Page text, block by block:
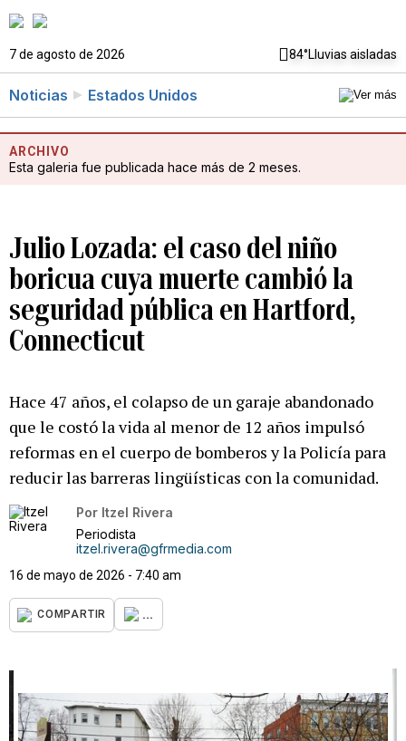
7 de agosto de 2026 84°Lluvias aisladas
Noticias Estados Unidos
ARCHIVO
Esta galeria fue publicada hace más de 2 meses.
Julio Lozada: el caso del niño
boricua cuya muerte cambió la
seguridad pública en Hartford,
Connecticut
Hace 47 años, el colapso de un garaje abandonado
que le costó la vida al menor de 12 años impulsó
reformas en el cuerpo de bomberos y la Policía para
reducir las barreras lingüísticas con la comunidad.
Por Itzel Rivera
Periodista
itzel.rivera@gfrmedia.com
16 de mayo de 2026 - 7:40 am
COMPARTIR ...